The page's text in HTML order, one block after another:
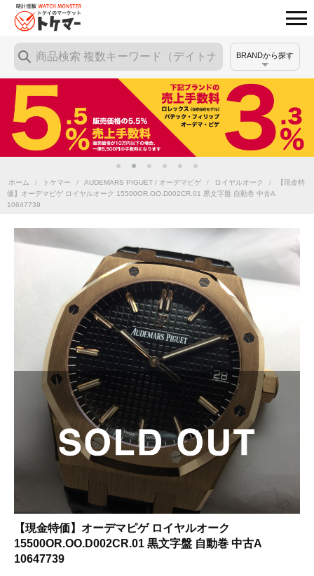
BRANDから探す
ホーム / トケマー / AUDEMARS PIGUET / オーデマピゲ / ロイヤルオーク /
【現金特
価】オーデマピゲ ロイヤルオーク 15500OR.OO.D002CR.01 黒文字盤 自動巻 中古A
10647739
【現金特価】オーデマピゲ ロイヤルオーク
15500OR.OO.D002CR.01 黒文字盤 自動巻 中古A
10647739